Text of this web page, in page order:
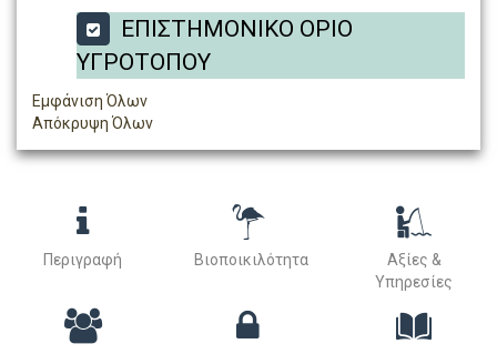
ΕΠΙΣΤΗΜΟΝΙΚΟ ΟΡΙΟ
ΥΓΡΟΤΟΠΟΥ
Εμφάνιση Όλων
Απόκρυψη Όλων
Περιγραφή Βιοποικιλότητα
Αξίες &
Υπηρεσίες